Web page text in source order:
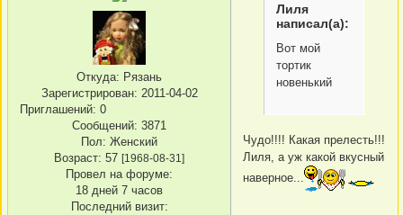
Откуда: Рязань
Зарегистрирован: 2011-04-02
Приглашений: 0
Сообщений: 3871
Пол: Женский
Возраст: 57 [1968-08-31]
Провел на форуме:
18 дней 7 часов
Последний визит:
Лиля
написал(а):
Вот мой
тортик
новенький
Чудо!!!! Какая прелесть!!!
Лиля, а уж какой вкусный
наверное...